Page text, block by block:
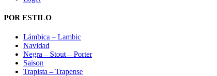
POR ESTILO
Lámbica – Lambic
Navidad
Negra – Stout – Porter
Saison
Trapista – Trapense